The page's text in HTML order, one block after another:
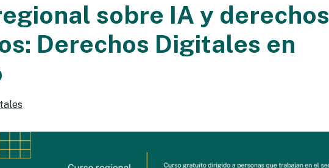
sobre IA y derechos
Derechos Digitales en